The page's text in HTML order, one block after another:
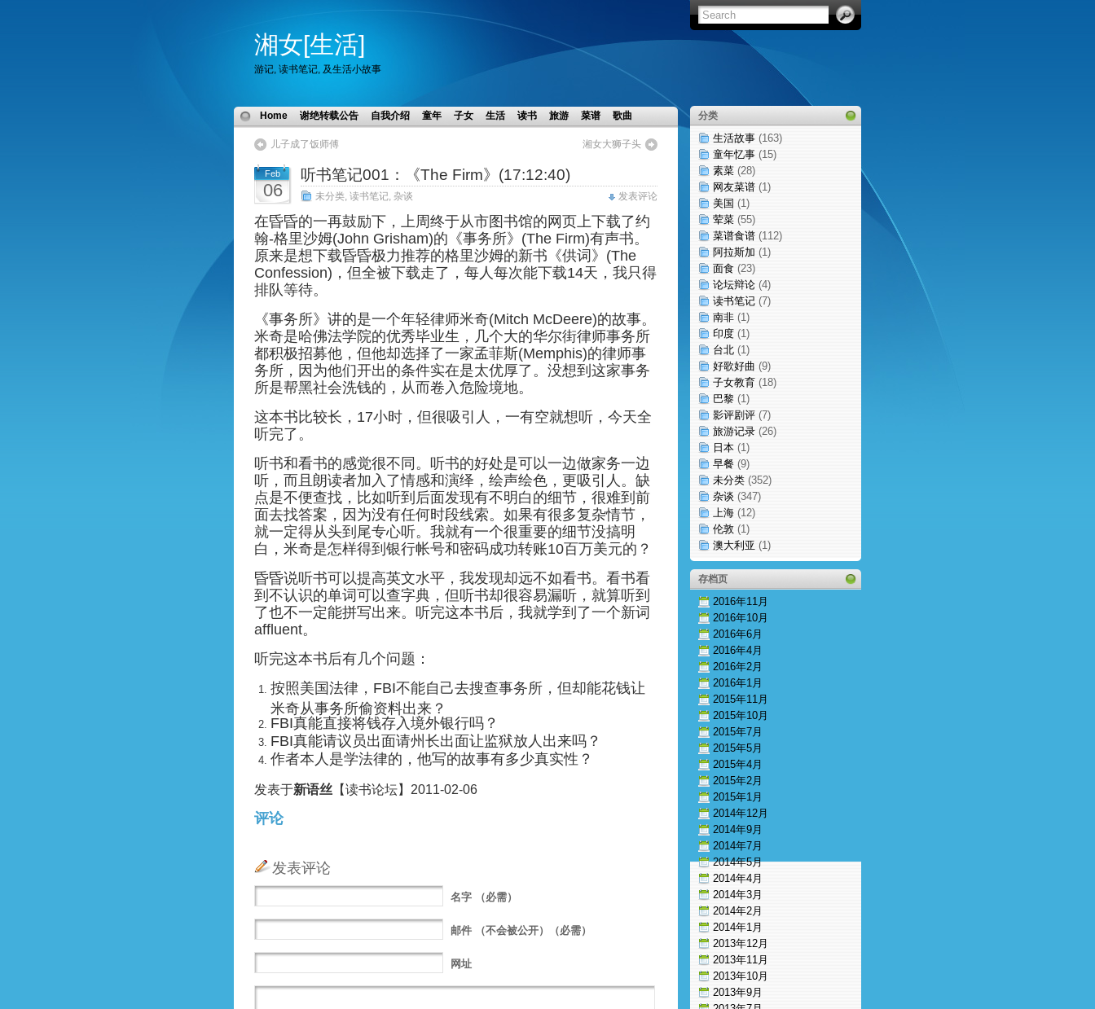
湘女[生活]
游记, 读书笔记, 及生活小故事
Home 谢绝转载公告 自我介绍 童年 子女 生活 读书 旅游 菜谱 歌曲
儿子成了饭师傅 湘女大狮子头
Feb
06
听书笔记001：《The Firm》(17:12:40)
未分类 读书笔记 杂谈 发表评论
在昏昏的一再鼓励下，上周终于从市图书馆的网页上下载了约
翰-格里沙姆(John Grisham)的 《事务所》(The Firm)有声书。
原来是想下载昏昏极力推荐的格里沙姆的新书《供词》(The
Confession)，但全被下载走了，每人每次能下载14天，我只得
排队等待。
《事务所》 讲的是一个年轻律师米奇(Mitch McDeere)的故事。
米奇是哈佛法学院的优秀毕业生，几个大的华尔街律师事务所
都积极招募他，但他却选择了一家孟菲斯(Memphis)的律师事
务所，因为他们开出的条件实在是太优厚了。没想到这家事务
所是帮黑社会洗钱的，从而卷入危险境地。
这本书比较长，17小时，但很吸引人，一有空就想听，今天全
听完了。
听书和看书的感觉很不同。听书的好处是可以一边做家务一边
听，而且朗读者加入了情感和演绎，绘声绘色，更吸引人。缺
点是不便查找，比如听到后面发现有不明白的细节，很难到前
面去找答案，因为没有任何时段线索。如果有很多复杂情节，
就一定得从头到尾专心听。 我就有一个很重要的细节没搞明
白，米奇是怎样得到银行帐号和密码成功转账10百万美元的？
昏昏说听书可以提高英文水平，我发现却远不如看书。看书看
到不认识的单词可以查字典，但听书却很容易漏听，就算听到
了也不一定能拼写出来。听完这本书后，我就学到了一个新词
affluent。
听完这本书后有几个问题：
按照美国法律，FBI不能自己去搜查事务所，但却能花钱让
米奇从事务所偷资料出来？
FBI真能直接将钱存入境外银行吗？
FBI真能请议员出面请州长出面让监狱放人出来吗？
作者本人是学法律的，他写的故事有多少真实性？
发表于新语丝 【读书论坛】2011-02-06
评论
发表评论
名字 （必需）
邮件 （不会被公开）（必需）
网址
分类
生活故事 (163)
童年忆事 (15)
素菜 (28)
网友菜谱 (1)
美国 (1)
荤菜 (55)
菜谱食谱 (112)
阿拉斯加 (1)
面食 (23)
论坛辩论 (4)
读书笔记 (7)
南非 (1)
印度 (1)
台北 (1)
好歌好曲 (9)
子女教育 (18)
巴黎 (1)
影评剧评 (7)
旅游记录 (26)
日本 (1)
早餐 (9)
未分类 (352)
杂谈 (347)
上海 (12)
伦敦 (1)
澳大利亚 (1)
存档页
2016年11月
2016年10月
2016年6月
2016年4月
2016年2月
2016年1月
2015年11月
2015年10月
2015年7月
2015年5月
2015年4月
2015年2月
2015年1月
2014年12月
2014年9月
2014年7月
2014年5月
2014年4月
2014年3月
2014年2月
2014年1月
2013年12月
2013年11月
2013年10月
2013年9月